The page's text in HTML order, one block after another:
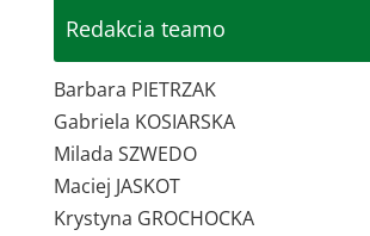
Redakcia teamo
Barbara PIETRZAK
Gabriela KOSIARSKA
Milada SZWEDO
Maciej JASKOT
Krystyna GROCHOCKA